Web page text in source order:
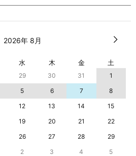
2026年 8月
水 木 金 土
29 30 31
1
5 6 7
8
12 13 14
15
19 20 21
22
26 27 28
29
2 3 4 5